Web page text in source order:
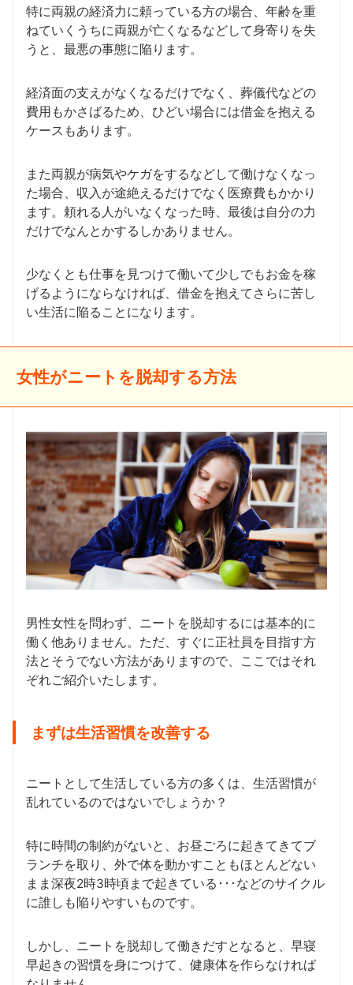
特に両親の経済力に頼っている方の場合、年齢を重
ねていくうちに両親が亡くなるなどして身寄りを失
うと、最悪の事態に陥ります。
経済面の支えがなくなるだけでなく、葬儀代などの
費用もかさばるため、ひどい場合には借金を抱える
ケースもあります。
また両親が病気やケガをするなどして働けなくなっ
た場合、収入が途絶えるだけでなく医療費もかかり
ます。頼れる人がいなくなった時、最後は自分の力
だけでなんとかするしかありません。
少なくとも仕事を見つけて働いて少しでもお金を稼
げるようにならなければ、借金を抱えてさらに苦し
い生活に陥ることになります。
女性がニートを脱却する方法
男性女性を問わず、ニートを脱却するには基本的に
働く他ありません。ただ、すぐに正社員を目指す方
法とそうでない方法がありますので、ここではそれ
ぞれご紹介いたします。
まずは生活習慣を改善する
ニートとして生活している方の多くは、生活習慣が
乱れているのではないでしょうか？
特に時間の制約がないと、お昼ごろに起きてきてブ
ランチを取り、外で体を動かすこともほとんどない
まま深夜2時3時頃まで起きている･･･などのサイクル
に誰しも陥りやすいものです。
しかし、ニートを脱却して働きだすとなると、早寝
早起きの習慣を身につけて、健康体を作らなければ